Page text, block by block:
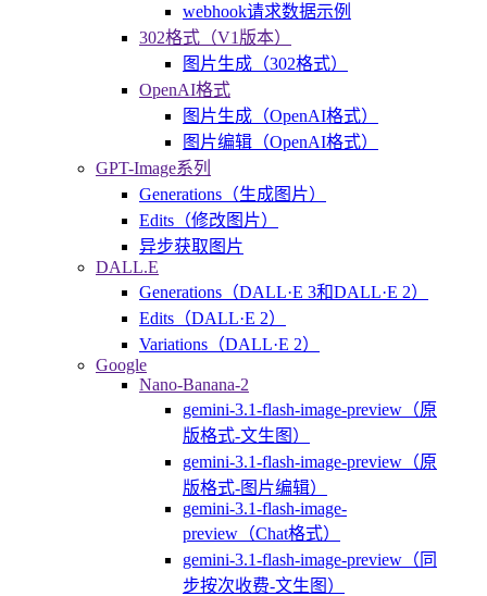
webhook请求数据示例
302格式（V1版本）
图片生成（302格式）
OpenAI格式
图片生成（OpenAI格式）
图片编辑（OpenAI格式）
GPT-Image系列
Generations（生成图片）
Edits（修改图片）
异步获取图片
DALL.E
Generations（DALL·E 3和DALL·E 2）
Edits（DALL·E 2）
Variations（DALL·E 2）
Google
Nano-Banana-2
gemini-3.1-flash-image-preview（原
版格式-文生图）
gemini-3.1-flash-image-preview（原
版格式-图片编辑）
gemini-3.1-flash-image-
preview（Chat格式）
gemini-3.1-flash-image-preview（同
步按次收费-文生图）